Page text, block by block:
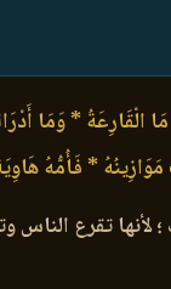
الْقَارِعَةُ * وَمَا
* فَأُمُّهُ
تقرع الناس